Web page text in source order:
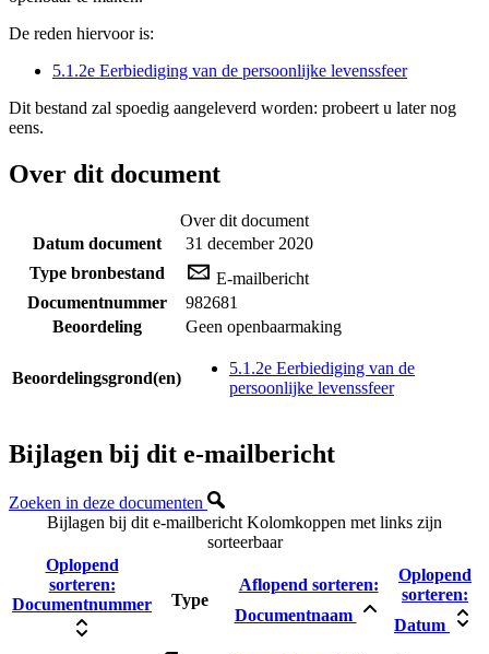
De reden hiervoor is:
5.1.2e Eerbiediging van de persoonlijke levenssfeer
Dit bestand zal spoedig aangeleverd worden: probeert u later nog
eens.
Over dit document
Over dit document
Datum document
31 december 2020
Type bronbestand
E-mailbericht
Documentnummer
982681
Beoordeling
Geen openbaarmaking
Beoordelingsgrond(en)
5.1.2e Eerbiediging van de
persoonlijke levenssfeer
Bijlagen bij dit e-mailbericht
Zoeken in deze documenten
Bijlagen bij dit e-mailbericht Kolomkoppen met links zijn
sorteerbaar
Oplopend
sorteren:
Documentnummer
Type
Aflopend sorteren:
Documentnaam
Oplopend
sorteren:
Datum